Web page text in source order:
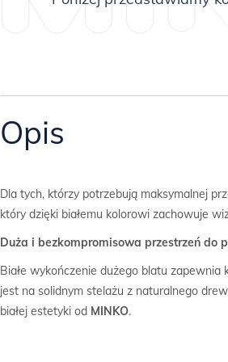
Opis
Dla tych, którzy potrzebują maksymalnej
który dzięki białemu kolorowi zachowuje
Duża i bezkompromisowa przestrzeń do
Białe wykończenie dużego blatu
jest na solidnym stelażu z naturalnego
białej estetyki od MINKO.